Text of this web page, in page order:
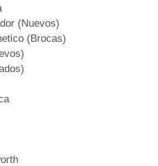
(Nuevos)
(Brocas)